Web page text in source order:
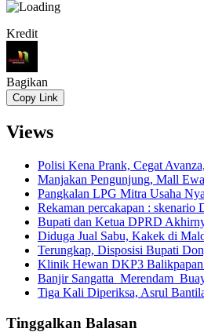
Kredit
Bagikan
Copy Link
Views
Polisi Kena Prank, Cegat
Manjakan Pengunjung, Mall
Pangkalan LPG Mitra Usaha
Rekaman percakapan :
Bupati dan Ketua DPRD
Diduga Jual Sabu, Kakek di
Terungkap, Disposisi Bupati
Klinik Hewan DKP3 Balikpapan
Banjir Sangatta Merendam
Tiga Kali Diperiksa, Asrul
Tinggalkan Balasan